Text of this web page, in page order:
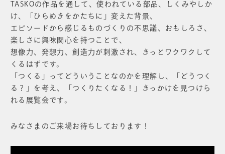
TASKOの作品を通して、使われている部品、しくみやしか
け、「ひらめきをかたちに」変えた背景、
エピソードから感じるものづくりの不思議、おもしろさ、
楽しさに興味関心を持つことで、
想像力、発想力、創造力が刺激され、きっとワクワクして
くるはずです。
「つくる」ってどういうことなのかを理解し、「どうつく
る？」を考え、「つくりたくなる！」きっかけを見つけら
れる展覧会です。
みなさまのご来場お待ちしております！